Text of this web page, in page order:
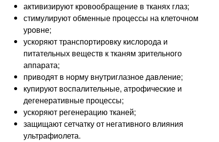
активизируют кровообращение в тканях глаз;
стимулируют обменные процессы на клеточном
уровне;
ускоряют транспортировку кислорода и
питательных веществ к тканям зрительного
аппарата;
приводят в норму внутриглазное давление;
купируют воспалительные, атрофические и
дегенеративные процессы;
ускоряют регенерацию тканей;
защищают сетчатку от негативного влияния
ультрафиолета.